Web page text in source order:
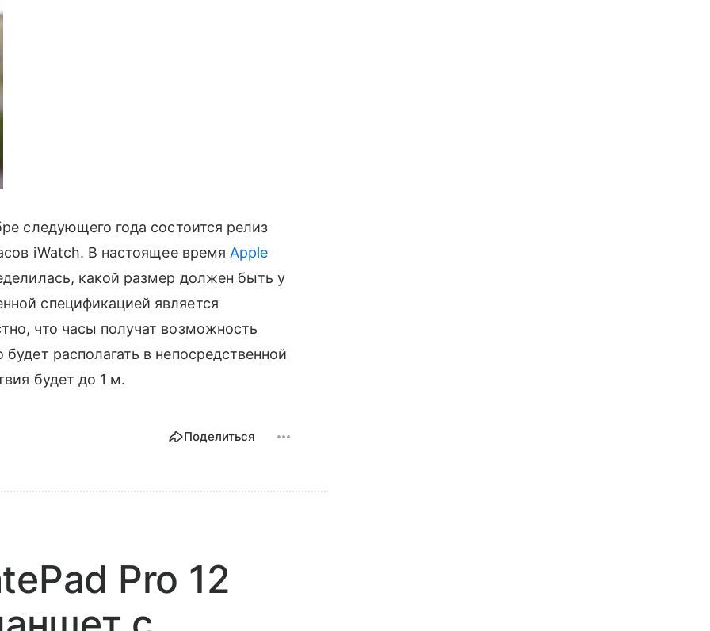
следующего года состоится релиз
iWatch. В настоящее время Apple
какой размер должен быть у
спецификацией является
что часы получат возможность
располагать в непосредственной
будет до 1 м.
Поделиться
Pro 12